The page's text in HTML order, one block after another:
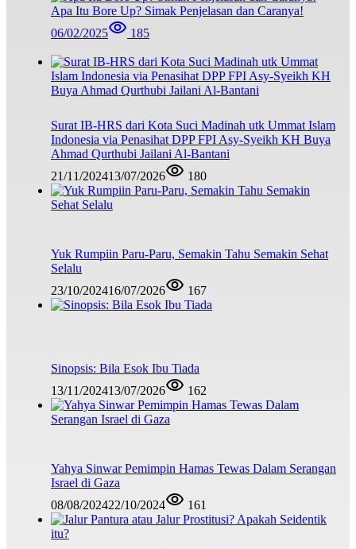
Apa Itu Bore Up? Simak Penjelasan dan Caranya!
06/02/2025
185
Surat IB-HRS dari Kota Suci Madinah utk Ummat Islam
Indonesia via Penasihat DPP FPI Asy-Syeikh KH Buya
Ahmad Qurthubi Jailani Al-Bantani
21/11/202413/07/2026 180
Yuk Rumpiin Paru-Paru, Semakin Tahu Semakin Sehat
Selalu
23/10/202416/07/2026 167
Sinopsis: Bila Esok Ibu Tiada
13/11/202413/07/2026 162
Yahya Sinwar Pemimpin Hamas Tewas Dalam Serangan
Israel di Gaza
08/08/202422/10/2024 161